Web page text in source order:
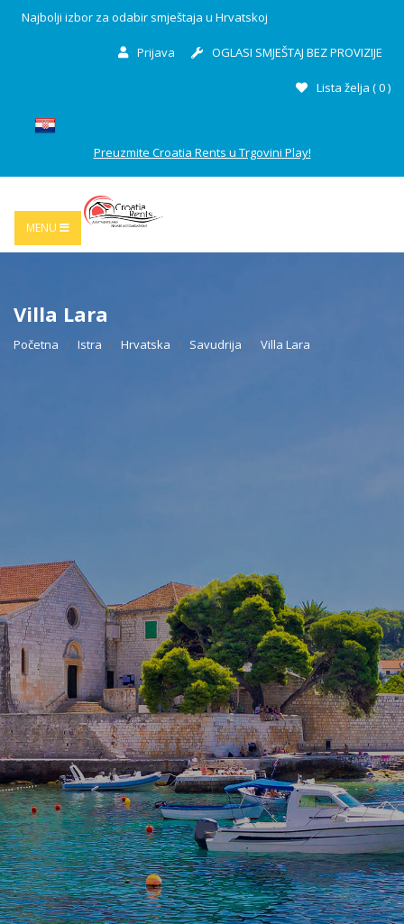
Najbolji izbor za odabir smještaja u Hrvatskoj
Prijava OGLASI SMJEŠTAJ BEZ PROVIZIJE
Lista želja (0)
Preuzmite Croatia Rents u Trgovini Play!
MENU
Villa Lara
Početna Istra Hrvatska Savudrija Villa Lara